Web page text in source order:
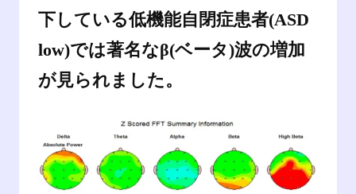
下している低機能自閉症患者(ASD
low)では著名なβ(ベータ)波の増加
が見られました。